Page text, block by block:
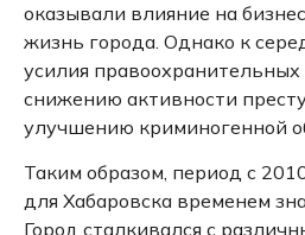
оказывали влияние на
жизнь города. Однако к
усилия
снижению активности
улучшению криминогенной
Таким образом, период с
для Хабаровска временем
Город сталкивался с